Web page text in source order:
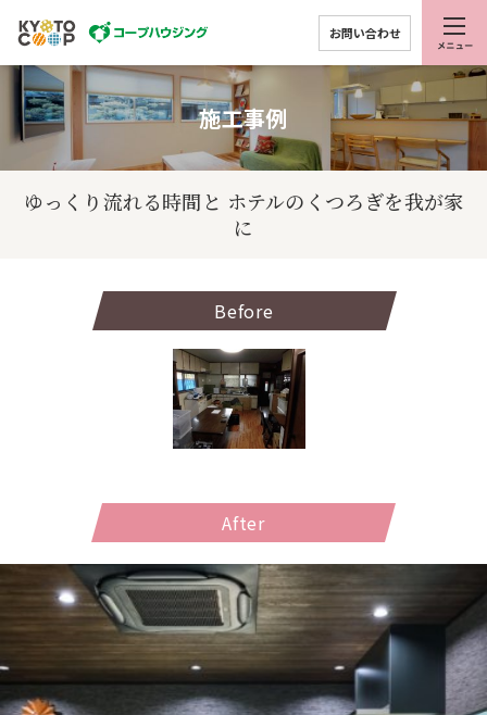
お問い合わせ
施工事例
ゆっくり流れる時間と ホテルのくつろぎを我が家
に
Before
After